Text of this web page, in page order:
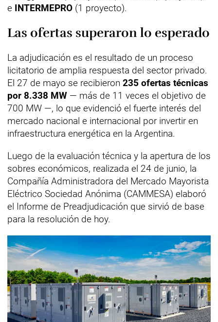
e INTERMEPRO (1 proyecto).
Las ofertas superaron lo esperado
La adjudicación es el resultado de un proceso
licitatorio de amplia respuesta del sector privado.
El 27 de mayo se recibieron 235 ofertas técnicas
por 8.338 MW — más de 11 veces el objetivo de
700 MW —, lo que evidenció el fuerte interés del
mercado nacional e internacional por invertir en
infraestructura energética en la Argentina.
Luego de la evaluación técnica y la apertura de los
sobres económicos, realizada el 24 de junio, la
Compañía Administradora del Mercado Mayorista
Eléctrico Sociedad Anónima (CAMMESA) elaboró
el Informe de Preadjudicación que sirvió de base
para la resolución de hoy.